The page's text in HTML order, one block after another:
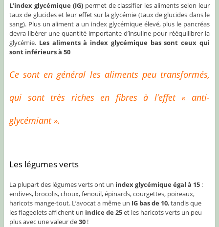
L’index glycémique (IG) permet de classifier les aliments selon leur
taux de glucides et leur effet sur la glycémie (taux de glucides dans le
sang). Plus un aliment a un index glycémique élevé, plus le pancréas
devra libérer une quantité importante d’insuline pour rééquilibrer la
glycémie. Les aliments à index glycémique bas sont ceux qui
sont inférieurs à 50
Ce sont en général les aliments peu transformés,
qui sont très riches en fibres à l’effet « anti-
glycémiant ».
Les légumes verts
La plupart des légumes verts ont un index glycémique égal à 15 :
endives, brocolis, choux, fenouil, épinards, courgettes, poireaux,
haricots mange-tout. L’avocat a même un IG bas de 10, tandis que
les flageolets affichent un indice de 25et les haricots verts un peu
plus avec une valeur de30 !